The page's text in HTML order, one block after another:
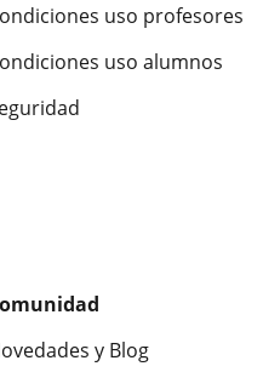
uso profesores
uso alumnos
y Blog